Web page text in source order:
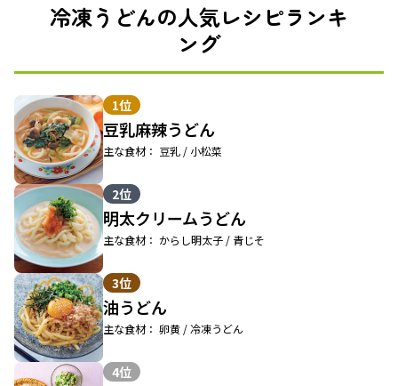
冷凍うどんの人気レシピランキ
ング
1位
豆乳麻辣うどん
主な食材： 豆乳 / 小松菜
2位
明太クリームうどん
主な食材： からし明太子 / 青じそ
3位
油うどん
主な食材： 卵黄 / 冷凍うどん
4位